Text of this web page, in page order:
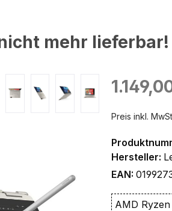
mehr lieferbar!
Regulärer
Preis inkl.
Hersteller:
EAN:
AMD